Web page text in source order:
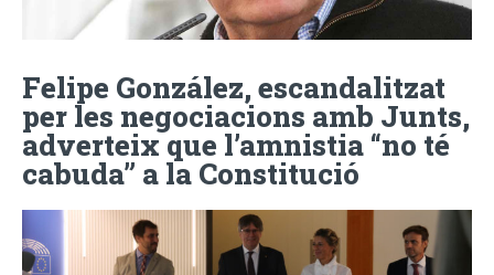
Felipe González, escandalitzat
per les negociacions amb Junts,
adverteix que l’amnistia “no té
cabuda” a la Constitució